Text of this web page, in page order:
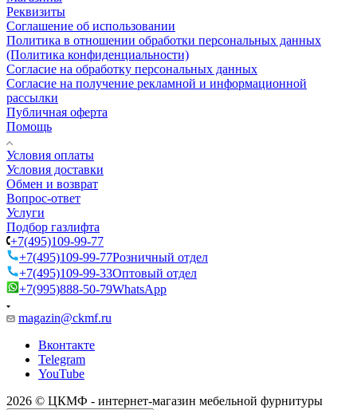
Реквизиты
Соглашение об использовании
Политика в отношении обработки персональных данных
(Политика конфиденциальности)
Согласие на обработку персональных данных
Согласие на получение рекламной и информационной
рассылки
Публичная оферта
Помощь
Условия оплаты
Условия доставки
Обмен и возврат
Вопрос-ответ
Услуги
Подбор газлифта
+7(495)109-99-77
+7(495)109-99-77Розничный отдел
+7(495)109-99-33Оптовый отдел
+7(995)888-50-79WhatsApp
magazin@ckmf.ru
Вконтакте
Telegram
YouTube
2026 © ЦКМФ - интернет-магазин мебельной фурнитуры